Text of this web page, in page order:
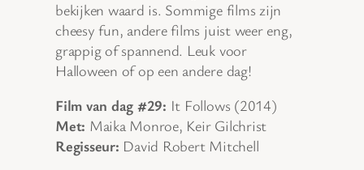
bekijken waard is. Sommige films zijn
cheesy fun, andere films juist weer eng,
grappig of spannend. Leuk voor
Halloween of op een andere dag!
Film van dag #29: It Follows (2014)
Met: Maika Monroe, Keir Gilchrist
Regisseur: David Robert Mitchell